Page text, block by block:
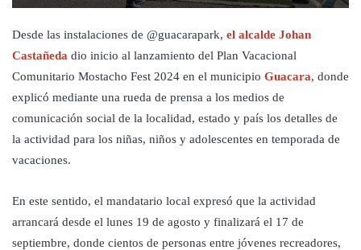
Desde las instalaciones de @guacarapark, el alcalde Johan
Castañeda dio inicio al lanzamiento del Plan Vacacional
Comunitario Mostacho Fest 2024 en el municipio Guacara, donde
explicó mediante una rueda de prensa a los medios de
comunicación social de la localidad, estado y país los detalles de
la actividad para los niñas, niños y adolescentes en temporada de
vacaciones.
En este sentido, el mandatario local expresó que la actividad
arrancará desde el lunes 19 de agosto y finalizará el 17 de
septiembre, donde cientos de personas entre jóvenes recreadores,